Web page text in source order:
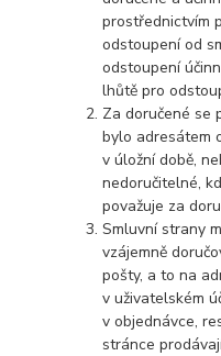
prostřednictvím
odstoupení od
odstoupení
lhůtě pro
Za doručené se
bylo adresátem
v úložní době,
nedoručitelné,
považuje za
Smluvní strany
vzájemně
pošty, a to na
v uživatelském
v objednávce,
stránce